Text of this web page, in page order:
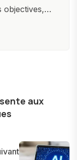
objectives,
à
de la
et à
aux